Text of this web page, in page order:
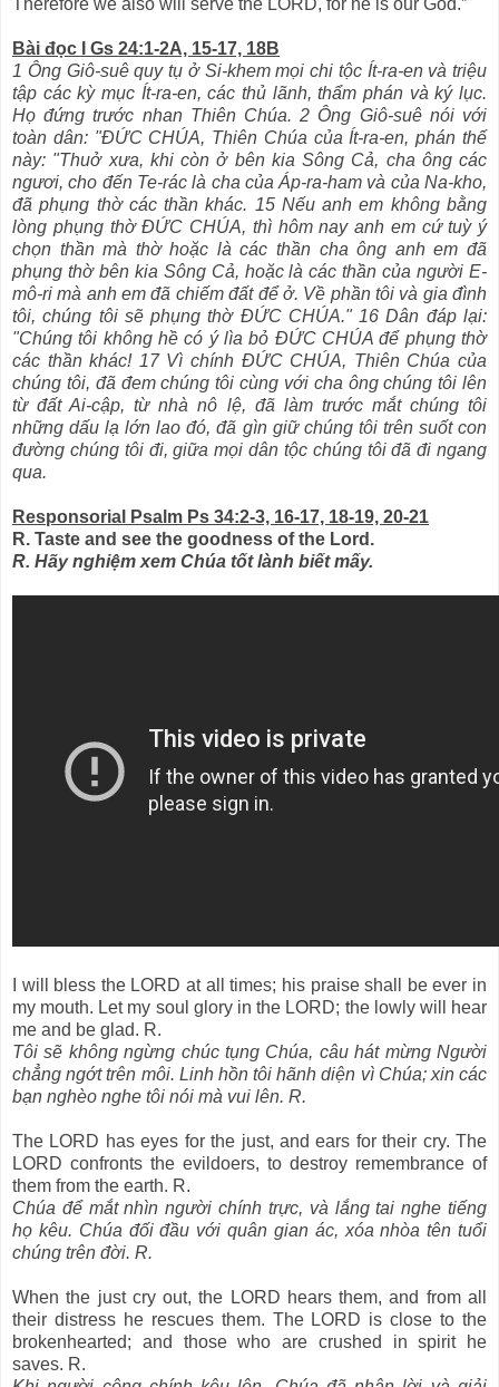
Therefore we also will serve the LORD, for he is our God.”
Bài đọc I Gs 24:1-2A, 15-17, 18B
1 Ông Giô-suê quy tụ ở Si-khem mọi chi tộc Ít-ra-en và triệu
tập các kỳ mục Ít-ra-en, các thủ lãnh, thẩm phán và ký lục.
Họ đứng trước nhan Thiên Chúa. 2 Ông Giô-suê nói với
toàn dân: "ĐỨC CHÚA, Thiên Chúa của Ít-ra-en, phán thế
này: "Thuở xưa, khi còn ở bên kia Sông Cả, cha ông các
ngươi, cho đến Te-rác là cha của Áp-ra-ham và của Na-kho,
đã phụng thờ các thần khác. 15 Nếu anh em không bằng
lòng phụng thờ ĐỨC CHÚA, thì hôm nay anh em cứ tuỳ ý
chọn thần mà thờ hoặc là các thần cha ông anh em đã
phụng thờ bên kia Sông Cả, hoặc là các thần của người E-
mô-ri mà anh em đã chiếm đất để ở. Về phần tôi và gia đình
tôi, chúng tôi sẽ phụng thờ ĐỨC CHÚA." 16 Dân đáp lại:
"Chúng tôi không hề có ý lìa bỏ ĐỨC CHÚA để phụng thờ
các thần khác! 17 Vì chính ĐỨC CHÚA, Thiên Chúa của
chúng tôi, đã đem chúng tôi cùng với cha ông chúng tôi lên
từ đất Ai-cập, từ nhà nô lệ, đã làm trước mắt chúng tôi
những dấu lạ lớn lao đó, đã gìn giữ chúng tôi trên suốt con
đường chúng tôi đi, giữa mọi dân tộc chúng tôi đã đi ngang
qua.
Responsorial Psalm Ps 34:2-3, 16-17, 18-19, 20-21
R. Taste and see the goodness of the Lord.
R. Hãy nghiệm xem Chúa tốt lành biết mấy.
I will bless the LORD at all times; his praise shall be ever in
my mouth. Let my soul glory in the LORD; the lowly will hear
me and be glad. R.
Tôi sẽ không ngừng chúc tụng Chúa, câu hát mừng Người
chẳng ngớt trên môi. Linh hồn tôi hãnh diện vì Chúa; xin các
bạn nghèo nghe tôi nói mà vui lên. R.
The LORD has eyes for the just, and ears for their cry. The
LORD confronts the evildoers, to destroy remembrance of
them from the earth. R.
Chúa để mắt nhìn người chính trực, và lắng tai nghe tiếng
họ kêu. Chúa đối đầu với quân gian ác, xóa nhòa tên tuổi
chúng trên đời. R.
When the just cry out, the LORD hears them, and from all
their distress he rescues them. The LORD is close to the
brokenhearted; and those who are crushed in spirit he
saves. R.